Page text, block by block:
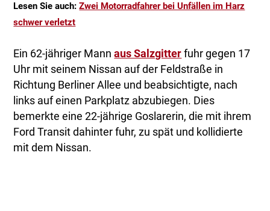
Lesen Sie auch:Zwei Motorradfahrer bei Unfällen im Harz
schwer verletzt
Ein 62-jähriger Mannaus Salzgitter fuhr gegen 17
Uhr mit seinem Nissan auf der Feldstraße in
Richtung Berliner Allee und beabsichtigte, nach
links auf einen Parkplatz abzubiegen. Dies
bemerkte eine 22-jährige Goslarerin, die mit ihrem
Ford Transit dahinter fuhr, zu spät und kollidierte
mit dem Nissan.